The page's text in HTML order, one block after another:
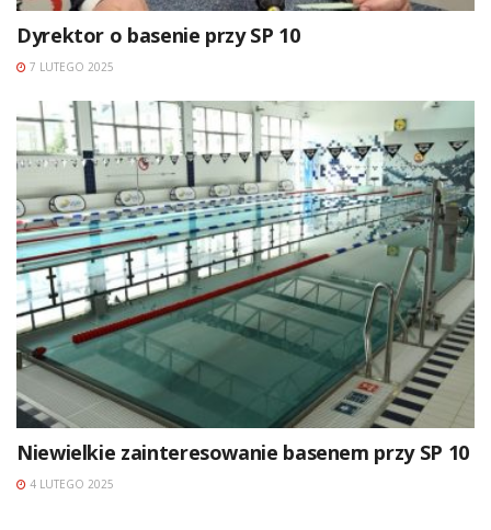
Dyrektor o basenie przy SP 10
7 LUTEGO 2025
Niewielkie zainteresowanie basenem przy SP 10
4 LUTEGO 2025